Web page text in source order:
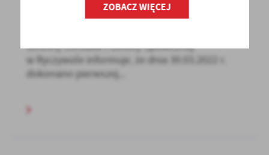
WYPŁATA DODATKU OSŁONOWEGO
Gminny Ośrodek Pomocy Społecznej
w Ryczywole informuje, że dnia 30.03.2022 r.
dokonano pierwszej...
ZOBACZ WIĘCEJ